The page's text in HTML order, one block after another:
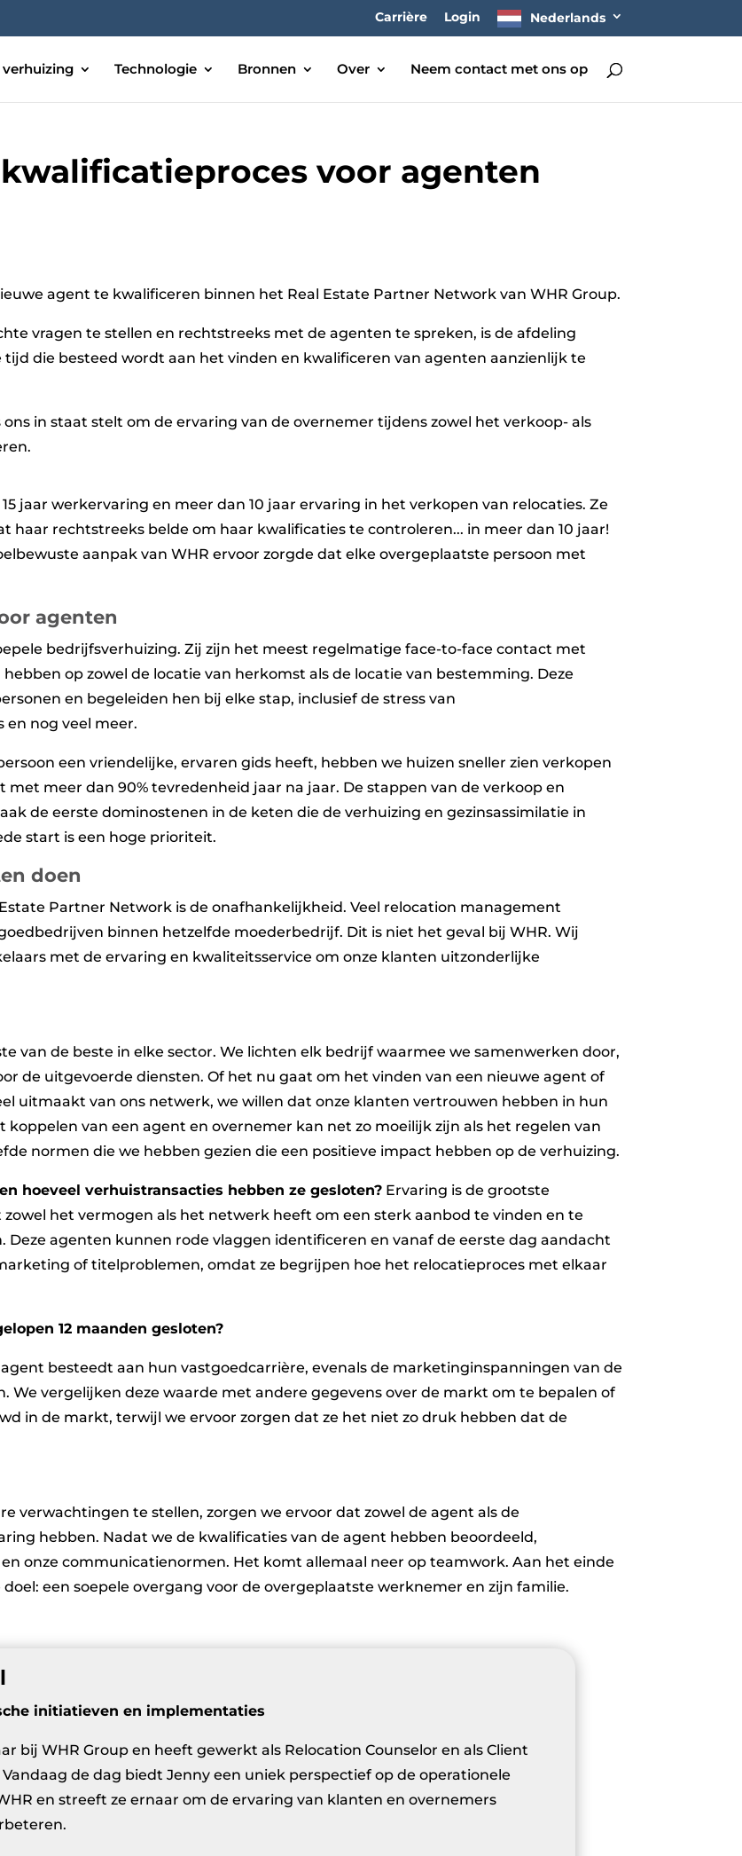
Carrière Login Nederlands
Technologie Bronnen Over Neem contact met ons op
voor agenten
agent te kwalificeren binnen het Real Estate Partner Network van WHR Group.
vragen te stellen en rechtstreeks met de agenten te spreken, is de afdeling
die besteed wordt aan het vinden en kwalificeren van agenten aanzienlijk te
in staat stelt om de ervaring van de overnemer tijdens zowel het verkoop- als
jaar werkervaring en meer dan 10 jaar ervaring in het verkopen van relocaties. Ze
haar rechtstreeks belde om haar kwalificaties te controleren... in meer dan 10 jaar!
aanpak van WHR ervoor zorgde dat elke overgeplaatste persoon met
agenten
bedrijfsverhuizing. Zij zijn het meest regelmatige face-to-face contact met
op zowel de locatie van herkomst als de locatie van bestemming. Deze
en begeleiden hen bij elke stap, inclusief de stress van
nog veel meer.
een vriendelijke, ervaren gids heeft, hebben we huizen sneller zien verkopen
meer dan 90% tevredenheid jaar na jaar. De stappen van de verkoop en
de eerste dominostenen in de keten die de verhuizing en gezinsassimilatie in
start is een hoge prioriteit.
doen
Partner Network is de onafhankelijkheid. Veel relocation management
binnen hetzelfde moederbedrijf. Dit is niet het geval bij WHR. Wij
met de ervaring en kwaliteitsservice om onze klanten uitzonderlijke
van de beste in elke sector. We lichten elk bedrijf waarmee we samenwerken door,
de uitgevoerde diensten. Of het nu gaat om het vinden van een nieuwe agent of
uitmaakt van ons netwerk, we willen dat onze klanten vertrouwen hebben in hun
van een agent en overnemer kan net zo moeilijk zijn als het regelen van
normen die we hebben gezien die een positieve impact hebben op de verhuizing.
hoeveel verhuistransacties hebben ze gesloten? Ervaring is de grootste
het vermogen als het netwerk heeft om een sterk aanbod te vinden en te
agenten kunnen rode vlaggen identificeren en vanaf de eerste dag aandacht
of titelproblemen, omdat ze begrijpen hoe het relocatieproces met elkaar
12 maanden gesloten?
besteedt aan hun vastgoedcarrière, evenals de marketinginspanningen van de
We vergelijken deze waarde met andere gegevens over de markt om te bepalen of
in de markt, terwijl we ervoor zorgen dat ze het niet zo druk hebben dat de
verwachtingen te stellen, zorgen we ervoor dat zowel de agent als de
hebben. Nadat we de kwalificaties van de agent hebben beoordeeld,
onze communicatienormen. Het komt allemaal neer op teamwork. Aan het einde
een soepele overgang voor de overgeplaatste werknemer en zijn familie.
initiatieven en implementaties
bij WHR Group en heeft gewerkt als Relocation Counselor en als Client
Vandaag de dag biedt Jenny een uniek perspectief op de operationele
en streeft ze ernaar om de ervaring van klanten en overnemers